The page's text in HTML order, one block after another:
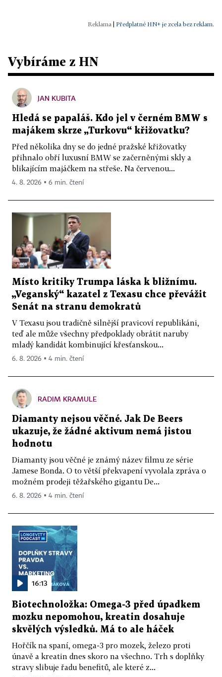
Předplatné HN+ je zcela bez reklam.
Vybíráme z HN
JAN KUBITA
Hledá se papaláš. Kdo jel v černém BMW s
majákem skrze „Turkovu“ křižovatku?
Před několika dny se do jedné pražské křižovatky
přihnalo obří luxusní BMW se začerněnými skly a
blikajícím majáčkem na střeše. Na červenou...
4. 8. 2026 ▪ 6 min. čtení
Místo kritiky Trumpa láska k bližnímu.
„Veganský“ kazatel z Texasu chce převážit
Senát na stranu demokratů
V Texasu jsou tradičně silnější pravicoví republikáni,
teď ale může všechny předpoklady obrátit naruby
mladý kandidát kombinující křesťanskou...
6. 8. 2026 ▪ 4 min. čtení
RADIM KRAMULE
Diamanty nejsou věčné. Jak De Beers
ukazuje, že žádné aktivum nemá jistou
hodnotu
Diamanty jsou věčné je známý název filmu ze série
Jamese Bonda. O to větší překvapení vyvolala zpráva o
možném prodeji těžařského gigantu De...
6. 8. 2026 ▪ 4 min. čtení
16:13
Biotechnoložka: Omega-3 před úpadkem
mozku nepomohou, kreatin dosahuje
skvělých výsledků. Má to ale háček
Hořčík na spaní, omega-3 pro mozek, železo proti
únavě a kreatin dnes skoro na všechno. Trh s doplňky
stravy slibuje řadu benefitů, ale které z...